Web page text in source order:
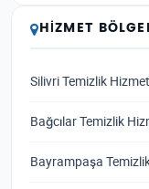
HIZMET
Silivri Temizlik
Bağcılar Temizlik
Bayrampaşa